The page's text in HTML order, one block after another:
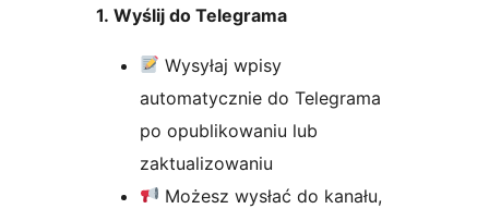
1. Wyślij do Telegrama
Wysyłaj wpisy
automatycznie do Telegrama
po opublikowaniu lub
zaktualizowaniu
Możesz wysłać do kanału,